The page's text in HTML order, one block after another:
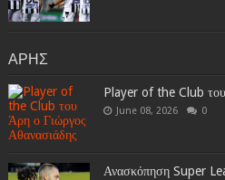
ΑΡΗΣ
Player of the Club
June 08, 2026 0
Ανασκόπηση Super